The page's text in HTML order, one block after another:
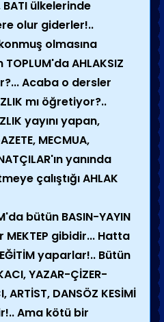
BATI ülkelerinde
olur giderler!..
olmasına
AHLAKSIZ
Acaba o dersler
mı öğretiyor?..
yayını yapan,
MECMUA,
yanında
çalıştığı AHLAK
bütün BASIN-YAYIN
gibidir... Hatta
yaparlar!.. Bütün
YAZAR-ÇİZER-
ARTİST, DANSÖZ KESİMİ
Ama kötü bir